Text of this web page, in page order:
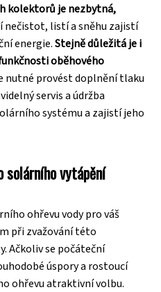
kolektorů je nezbytná,
nečistot, listí a sněhu zajistí
energie.Stejně důležitá je i
oběhového
nutné provést doplnění tlaku
servis a údržba
systému a zajistí jeho
solárního vytápění
ohřevu vody pro váš
při zvažování této
Ačkoliv se počáteční
úspory a rostoucí
ohřevu atraktivní volbu.